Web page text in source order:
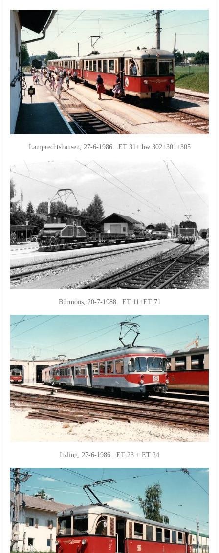
Lamprechtshausen, 27-6-1986. ET 31+ bw 302+301+305
Bürmoos, 20-7-1988. ET 11+ET 71
Itzling, 27-6-1986. ET 23 + ET 24